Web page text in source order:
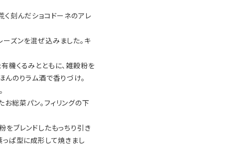
く刻んだショコドーネのアレ
ズンを混ぜ込みました。キ
機くるみとともに、雑穀粉を
んのりラム酒で香りづけ。
総菜パン。フィリングの下
をブレンドしたもっちり引き
っぱ型に成形して焼きまし